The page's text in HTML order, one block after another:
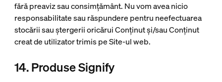
fără preaviz sau consimțământ. Nu vom avea nicio
responsabilitate sau răspundere pentru neefectuarea
stocării sau ștergerii oricărui Conținut și/sau Conținut
creat de utilizator trimis pe Site-ul web.
14. Produse Signify